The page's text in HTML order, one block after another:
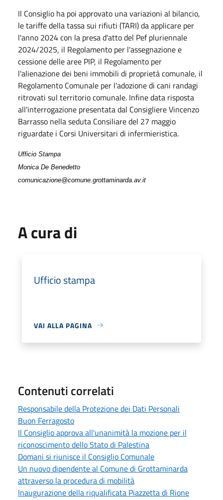
Il Consiglio ha poi approvato una variazioni al bilancio,
le tariffe della tassa sui rifiuti (TARI) da applicare per
l'anno 2024 con la presa d'atto del Pef pluriennale
2024/2025, il Regolamento per l'assegnazione e
cessione delle aree PIP, il Regolamento per
l'alienazione dei beni immobili di proprietà comunale, il
Regolamento Comunale per l'adozione di cani randagi
ritrovati sul territorio comunale. Infine data risposta
all'interrogazione presentata dal Consigliere Vincenzo
Barrasso nella seduta Consiliare del 27 maggio
riguardate i Corsi Universitari di infermieristica.
Ufficio Stampa
Monica De Benedetto
comunicazione@comune.grottaminarda.av.it
A cura di
Ufficio stampa
VAI ALLA PAGINA
Contenuti correlati
Responsabile della Protezione dei Dati Personali
Buon Ferragosto
Il Consiglio approva all'unanimità la mozione per il
riconoscimento dello Stato di Palestina
Domani si riunisce il Consiglio Comunale
Un nuovo dipendente al Comune di Grottaminarda
attraverso la procedura di mobilità
Inaugurazione della riqualificata Piazzetta di Rione